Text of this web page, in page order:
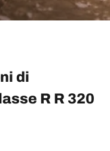
di
R R 320